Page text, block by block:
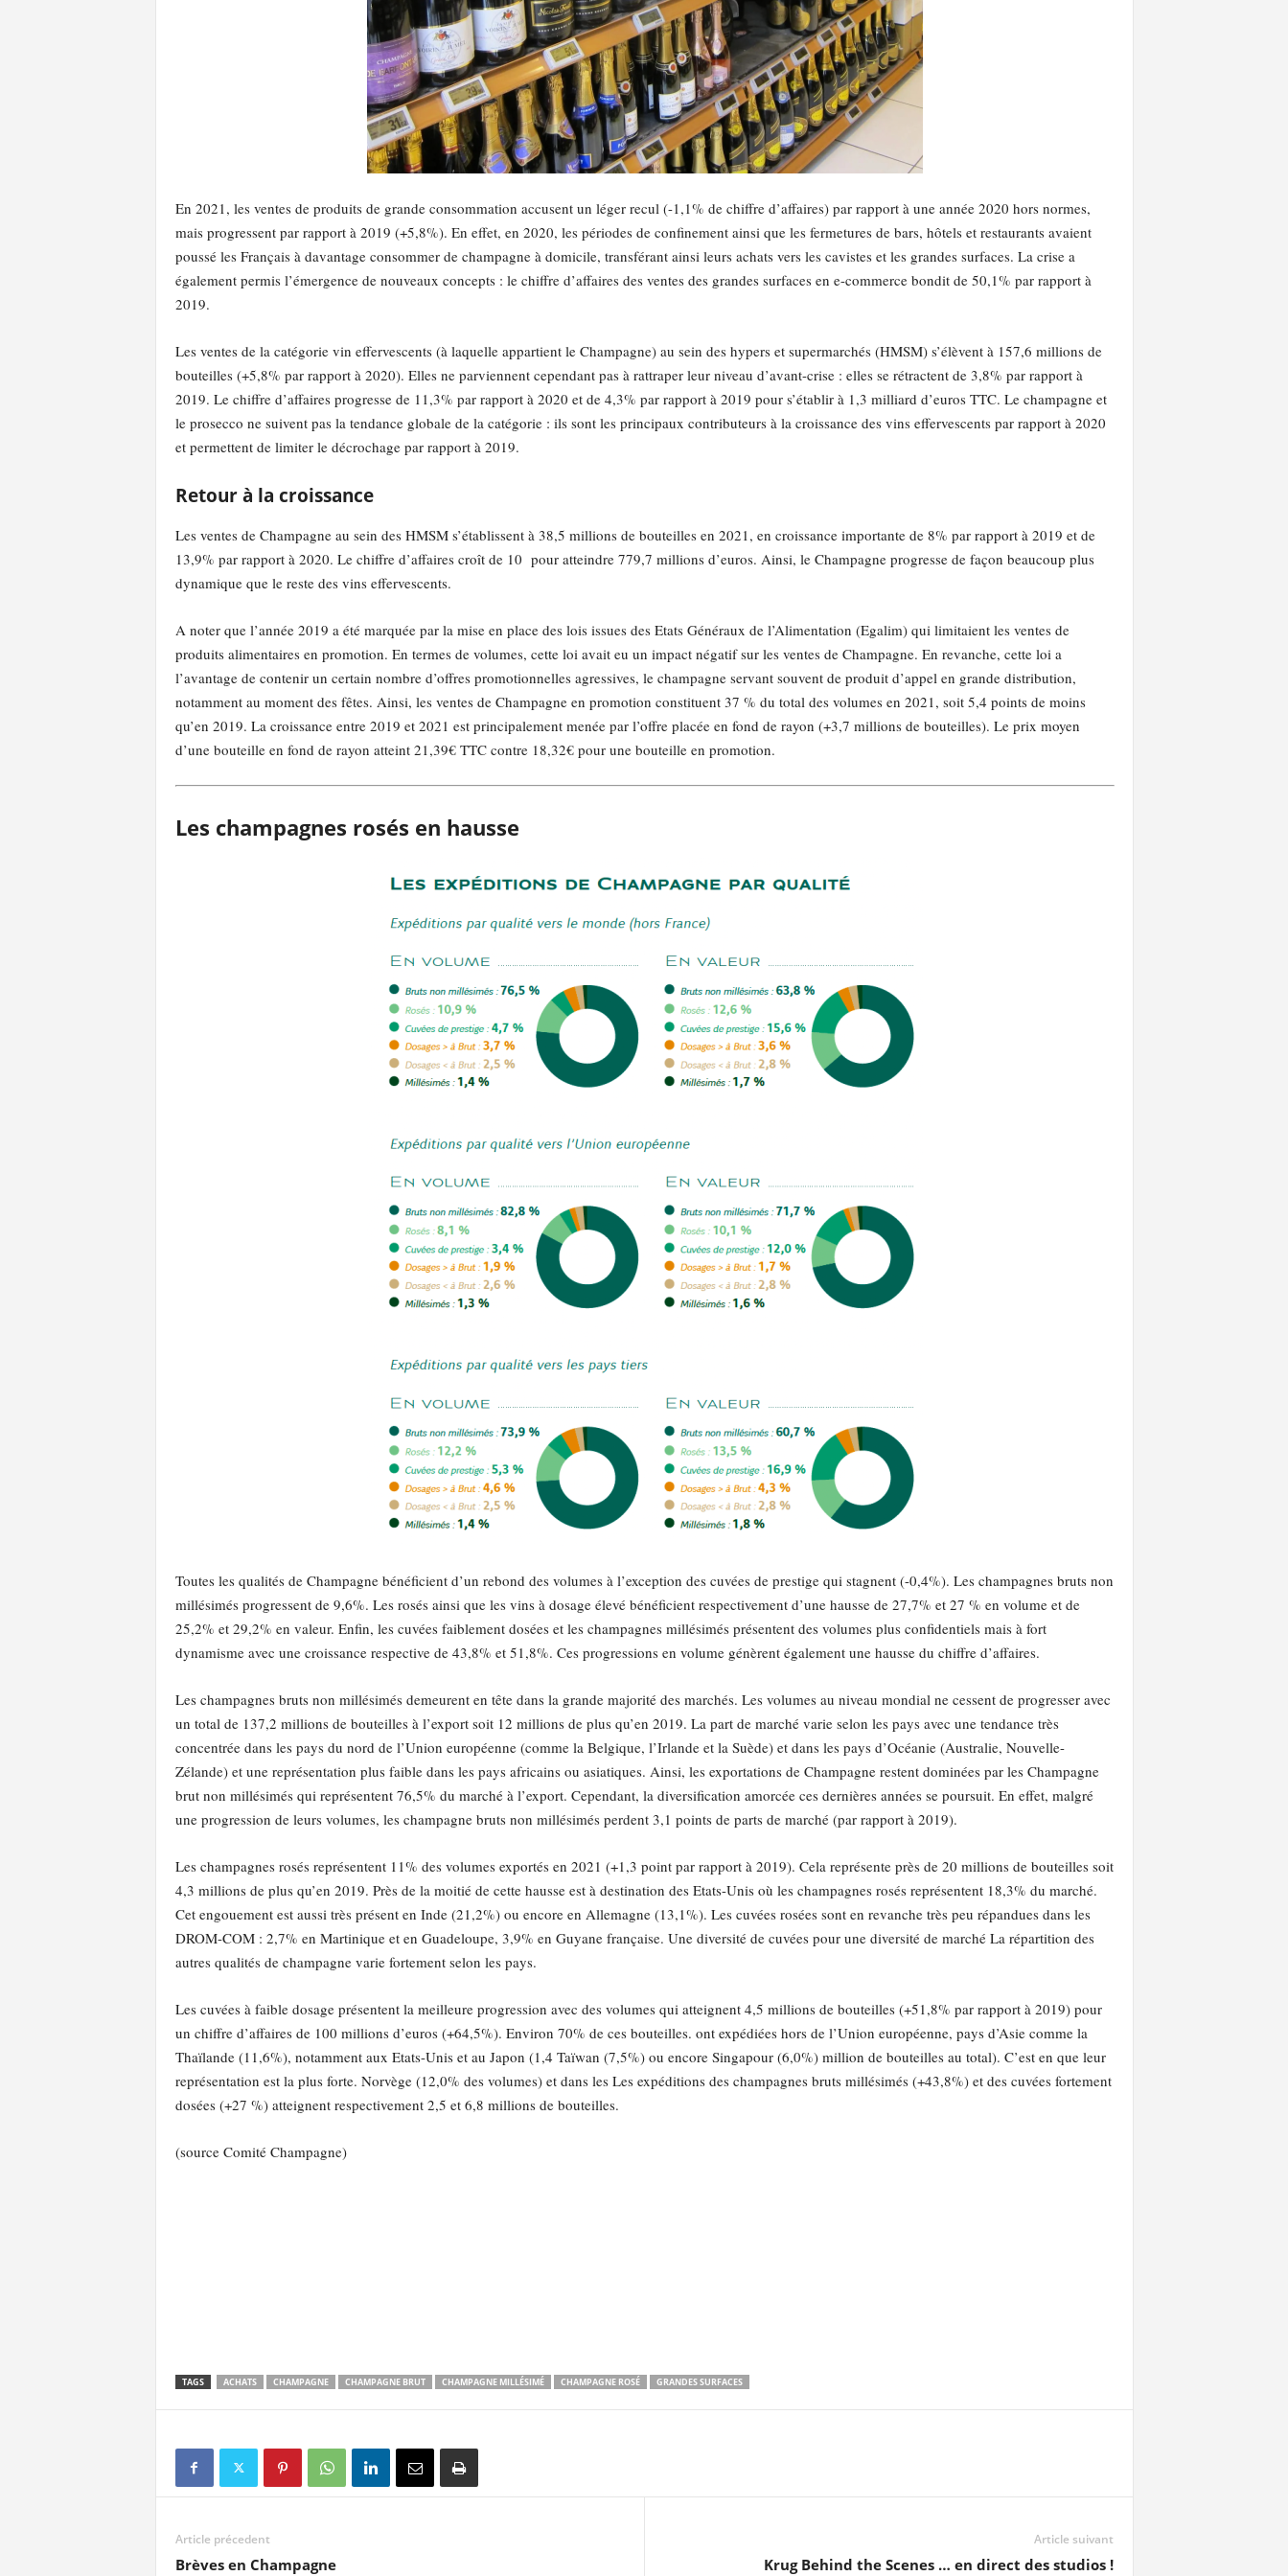
En 2021, les ventes de produits de grande consommation accusent un léger recul (-1,1% de chiffre d’affaires) par rapport à une année 2020 hors normes,
mais progressent par rapport à 2019 (+5,8%). En effet, en 2020, les périodes de confinement ainsi que les fermetures de bars, hôtels et restaurants avaient
poussé les Français à davantage consommer de champagne à domicile, transférant ainsi leurs achats vers les cavistes et les grandes surfaces. La crise a
également permis l’émergence de nouveaux concepts : le chiffre d’affaires des ventes des grandes surfaces en e-commerce bondit de 50,1% par rapport à
2019.
Les ventes de la catégorie vin effervescents (à laquelle appartient le Champagne) au sein des hypers et supermarchés (HMSM) s’élèvent à 157,6 millions de
bouteilles (+5,8% par rapport à 2020). Elles ne parviennent cependant pas à rattraper leur niveau d’avant-crise : elles se rétractent de 3,8% par rapport à
2019. Le chiffre d’affaires progresse de 11,3% par rapport à 2020 et de 4,3% par rapport à 2019 pour s’établir à 1,3 milliard d’euros TTC. Le champagne et
le prosecco ne suivent pas la tendance globale de la catégorie : ils sont les principaux contributeurs à la croissance des vins effervescents par rapport à 2020
et permettent de limiter le décrochage par rapport à 2019.
Retour à la croissance
Les ventes de Champagne au sein des HMSM s’établissent à 38,5 millions de bouteilles en 2021, en croissance importante de 8% par rapport à 2019 et de
13,9% par rapport à 2020. Le chiffre d’affaires croît de 10 pour atteindre 779,7 millions d’euros. Ainsi, le Champagne progresse de façon beaucoup plus
dynamique que le reste des vins effervescents.
A noter que l’année 2019 a été marquée par la mise en place des lois issues des Etats Généraux de l’Alimentation (Egalim) qui limitaient les ventes de
produits alimentaires en promotion. En termes de volumes, cette loi avait eu un impact négatif sur les ventes de Champagne. En revanche, cette loi a
l’avantage de contenir un certain nombre d’offres promotionnelles agressives, le champagne servant souvent de produit d’appel en grande distribution,
notamment au moment des fêtes. Ainsi, les ventes de Champagne en promotion constituent 37 % du total des volumes en 2021, soit 5,4 points de moins
qu’en 2019. La croissance entre 2019 et 2021 est principalement menée par l’offre placée en fond de rayon (+3,7 millions de bouteilles). Le prix moyen
d’une bouteille en fond de rayon atteint 21,39€ TTC contre 18,32€ pour une bouteille en promotion.
Les champagnes rosés en hausse
Toutes les qualités de Champagne bénéficient d’un rebond des volumes à l’exception des cuvées de prestige qui stagnent (-0,4%). Les champagnes bruts non
millésimés progressent de 9,6%. Les rosés ainsi que les vins à dosage élevé bénéficient respectivement d’une hausse de 27,7% et 27 % en volume et de
25,2% et 29,2% en valeur. Enfin, les cuvées faiblement dosées et les champagnes millésimés présentent des volumes plus confidentiels mais à fort
dynamisme avec une croissance respective de 43,8% et 51,8%. Ces progressions en volume génèrent également une hausse du chiffre d’affaires.
Les champagnes bruts non millésimés demeurent en tête dans la grande majorité des marchés. Les volumes au niveau mondial ne cessent de progresser avec
un total de 137,2 millions de bouteilles à l’export soit 12 millions de plus qu’en 2019. La part de marché varie selon les pays avec une tendance très
concentrée dans les pays du nord de l’Union européenne (comme la Belgique, l’Irlande et la Suède) et dans les pays d’Océanie (Australie, Nouvelle-
Zélande) et une représentation plus faible dans les pays africains ou asiatiques. Ainsi, les exportations de Champagne restent dominées par les Champagne
brut non millésimés qui représentent 76,5% du marché à l’export. Cependant, la diversification amorcée ces dernières années se poursuit. En effet, malgré
une progression de leurs volumes, les champagne bruts non millésimés perdent 3,1 points de parts de marché (par rapport à 2019).
Les champagnes rosés représentent 11% des volumes exportés en 2021 (+1,3 point par rapport à 2019). Cela représente près de 20 millions de bouteilles soit
4,3 millions de plus qu’en 2019. Près de la moitié de cette hausse est à destination des Etats-Unis où les champagnes rosés représentent 18,3% du marché.
Cet engouement est aussi très présent en Inde (21,2%) ou encore en Allemagne (13,1%). Les cuvées rosées sont en revanche très peu répandues dans les
DROM-COM : 2,7% en Martinique et en Guadeloupe, 3,9% en Guyane française. Une diversité de cuvées pour une diversité de marché La répartition des
autres qualités de champagne varie fortement selon les pays.
Les cuvées à faible dosage présentent la meilleure progression avec des volumes qui atteignent 4,5 millions de bouteilles (+51,8% par rapport à 2019) pour
un chiffre d’affaires de 100 millions d’euros (+64,5%). Environ 70% de ces bouteilles. ont expédiées hors de l’Union européenne, pays d’Asie comme la
Thaïlande (11,6%), notamment aux Etats-Unis et au Japon (1,4 Taïwan (7,5%) ou encore Singapour (6,0%) million de bouteilles au total). C’est en que leur
représentation est la plus forte. Norvège (12,0% des volumes) et dans les Les expéditions des champagnes bruts millésimés (+43,8%) et des cuvées fortement
dosées (+27 %) atteignent respectivement 2,5 et 6,8 millions de bouteilles.
(source Comité Champagne)
TAGS ACHATS CHAMPAGNE CHAMPAGNE BRUT CHAMPAGNE MILLÉSIMÉ CHAMPAGNE ROSÉ GRANDES SURFACES
Article précedent
Brèves en Champagne
Article suivant
Krug Behind the Scenes … en direct des studios !